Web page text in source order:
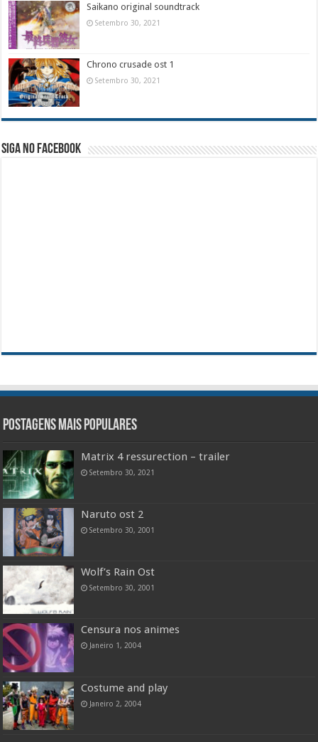
Saikano original soundtrack
Setembro 30, 2021
Chrono crusade ost 1
Setembro 30, 2021
Siga no facebook
Postagens mais populares
Matrix 4 ressurection – trailer
Setembro 30, 2021
Naruto ost 2
Setembro 30, 2001
Wolf’s Rain Ost
Setembro 30, 2001
Censura nos animes
Janeiro 1, 2004
Costume and play
Janeiro 2, 2004